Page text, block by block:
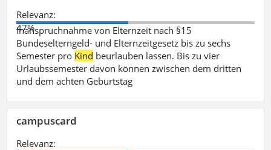
Relevanz:
47%
Inanspruchnahme von Elternzeit nach §15
Bundeselterngeld- und Elternzeitgesetz bis zu sechs
Semester pro Kind beurlauben lassen. Bis zu vier
Urlaubssemester davon können zwischen dem dritten
und dem achten Geburtstag
campuscard
Relevanz: